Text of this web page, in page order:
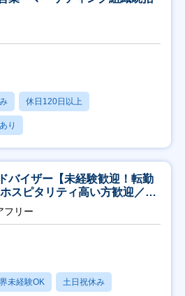
休日120日以上
り
バイザー【未経験歓迎！転勤
スピタリティ高い方歓迎／土
フリー
未経験OK 土日祝休み